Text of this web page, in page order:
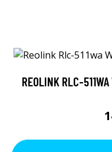
REOLINK RLC-